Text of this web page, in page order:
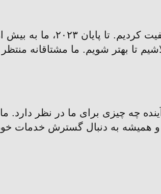
در جولای ۲۰۲۳، ما به بیش از ۱۲,۰۰۰ نفر کمک کردیم و شروع به فروش محصولات باکیفیت کردیم. تا پایان ۲۰۲۳، ما به
تا بهتر شویم. ما مشتاقانه منتظر
چه چیزی برای ما در نظر دارد. ما
و همیشه به دنبال گسترش خدمات